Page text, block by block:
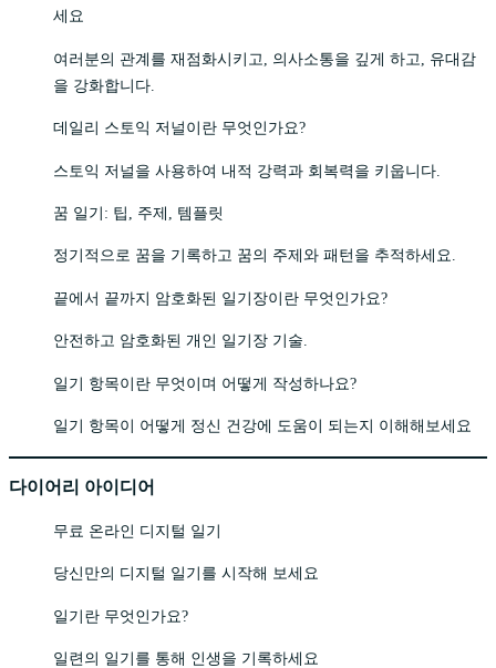
세요
여러분의 관계를 재점화시키고, 의사소통을 깊게 하고, 유대감
을 강화합니다.
데일리 스토익 저널이란 무엇인가요?
스토익 저널을 사용하여 내적 강력과 회복력을 키웁니다.
꿈 일기: 팁, 주제, 템플릿
정기적으로 꿈을 기록하고 꿈의 주제와 패턴을 추적하세요.
끝에서 끝까지 암호화된 일기장이란 무엇인가요?
안전하고 암호화된 개인 일기장 기술.
일기 항목이란 무엇이며 어떻게 작성하나요?
일기 항목이 어떻게 정신 건강에 도움이 되는지 이해해보세요
다이어리 아이디어
무료 온라인 디지털 일기
당신만의 디지털 일기를 시작해 보세요
일기란 무엇인가요?
일련의 일기를 통해 인생을 기록하세요